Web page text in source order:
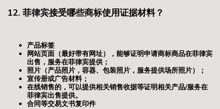
12. 菲律宾接受哪些商标使用证据材料？
产品标签
网站页面（最好带有网址），能够证明申请商标商品在菲律宾
出售，服务在菲律宾提供；
照片（产品照片，容器、包装照片，服务提供场所照片）；
宣传册或广告材料；
在线销售的，可以提供相关销售收据等证明相关产品/服务在
菲律宾出售提供。
合同等交易文书复印件